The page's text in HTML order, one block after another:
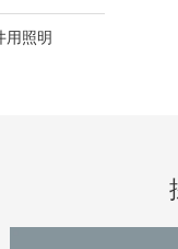
用照明